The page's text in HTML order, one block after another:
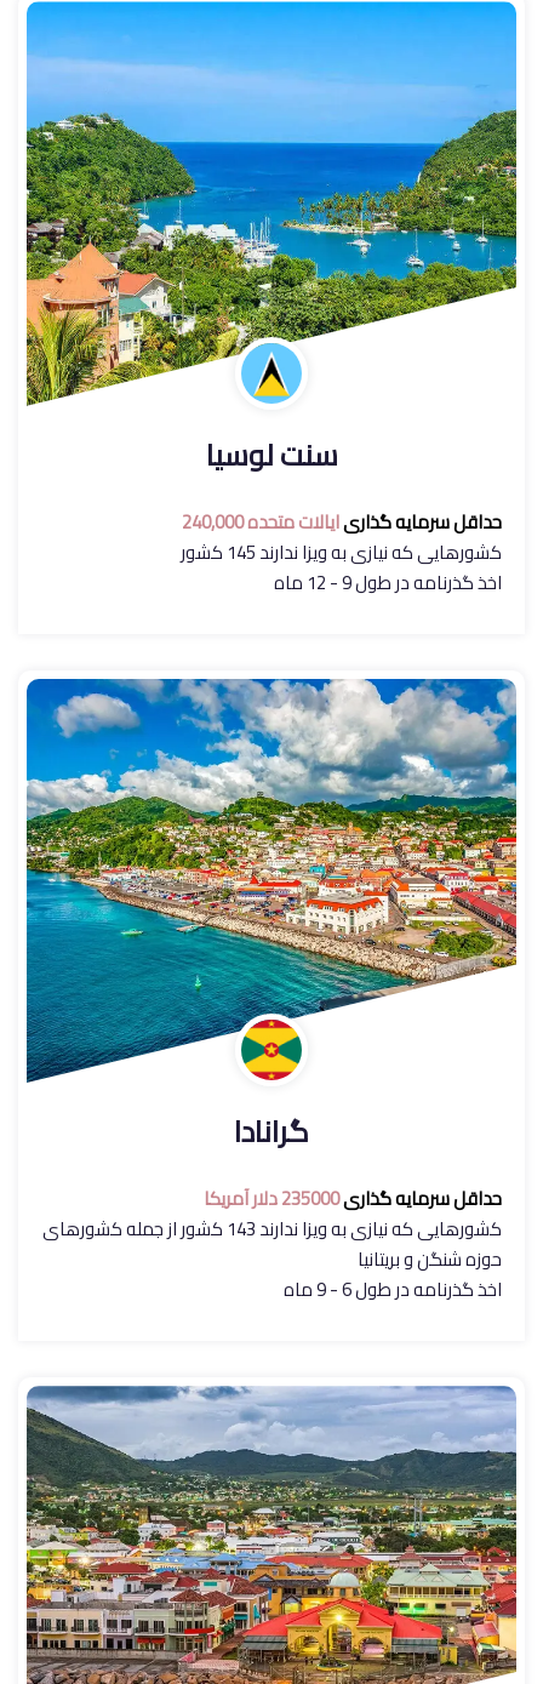
سنت لوسیا
حداقل سرمایه گذاریایالات متحده 240,000
کشورهایی که نیازی به ویزا ندارند 145 کشور
اخذ گذرنامه در طول 9 - 12 ماه
گرانادا
حداقل سرمایه گذاری235000 دلار آمریکا
کشورهایی که نیازی به ویزا ندارند 143 کشور از جمله کشورهای
حوزه شنگن و بریتانیا
اخذ گذرنامه در طول 6 - 9 ماه